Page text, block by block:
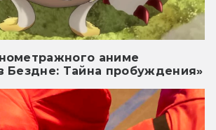
аниме
Бездне: Тайна пробуждения»